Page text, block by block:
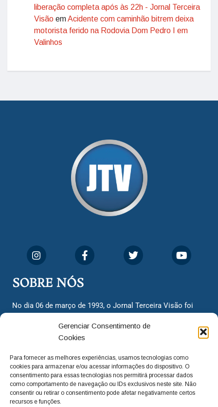
Gerenciar Consentimento de
Cookies
Para fornecer as melhores experiências, usamos tecnologias como
cookies para armazenar e/ou acessar informações do dispositivo. O
consentimento para essas tecnologias nos permitirá processar dados
como comportamento de navegação ou IDs exclusivos neste site. Não
consentir ou retirar o consentimento pode afetar negativamente certos
recursos e funções.
liberação completa após às 22h - Jornal Terceira
Visão emAcidente com caminhão bitrem deixa
motorista ferido na Rodovia Dom Pedro I em
Valinhos
SOBRE NÓS
No dia 06 de março de 1993, o Jornal Terceira Visão foi
cidadãos valinhenses, já que naquela época só existiam
dois jornais. Há mais de 30 anos, o jornal continua
com o foco de trazer as melhores notícias. Nunca
deixamos de lado as necessidades do cidadão, sempre
questionando os órgãos públicos em busca de melhorias
para a cidade e sempre cobrando resoluções para casos